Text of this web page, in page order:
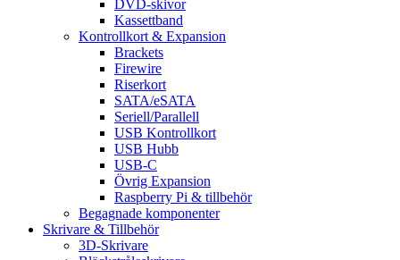
DVD-skivor
Kassettband
Kontrollkort & Expansion
Brackets
Firewire
Riserkort
SATA/eSATA
Seriell/Parallell
USB Kontrollkort
USB Hubb
USB-C
Övrig Expansion
Raspberry Pi & tillbehör
Begagnade komponenter
Skrivare & Tillbehör
3D-Skrivare